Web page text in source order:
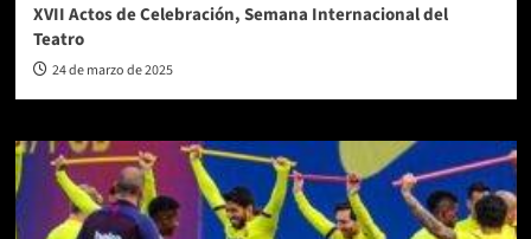
XVII Actos de Celebración, Semana Internacional del
Teatro
24 de marzo de 2025